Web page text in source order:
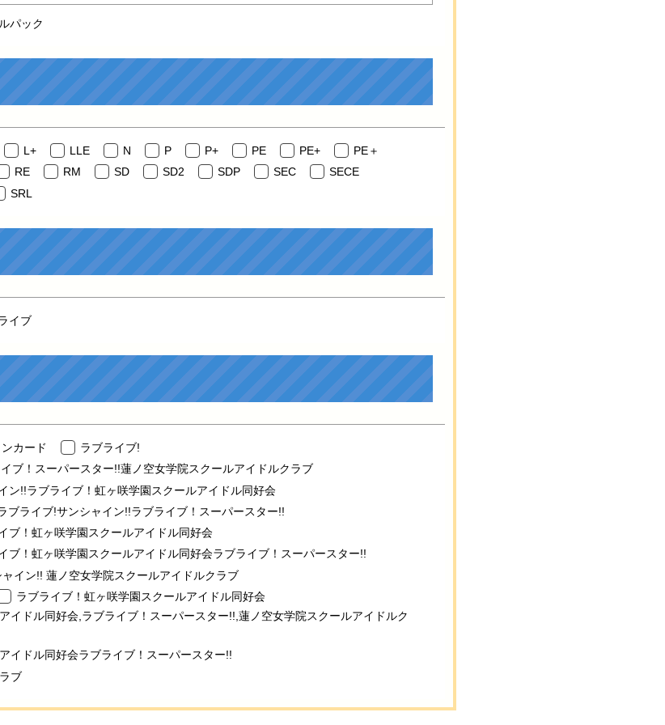
パック
L+ LLE N P P+ PE PE+
PE＋
RE RM SD SD2 SDP SEC
SECE
SRL
イブ
カード
ラブライブ!
ブ！スーパースター!!蓮ノ空女学院スクールアイドルクラブ
ン!!ラブライブ！虹ヶ咲学園スクールアイドル同好会
ブライブ!サンシャイン!!ラブライブ！スーパースター!!
ブ！虹ヶ咲学園スクールアイドル同好会
ブ！虹ヶ咲学園スクールアイドル同好会ラブライブ！スーパースター!!
イン!! 蓮ノ空女学院スクールアイドルクラブ
ラブライブ！虹ヶ咲学園スクールアイドル同好会
イドル同好会,ラブライブ！スーパースター!!,蓮ノ空女学院スクールアイドルク
イドル同好会ラブライブ！スーパースター!!
ブ